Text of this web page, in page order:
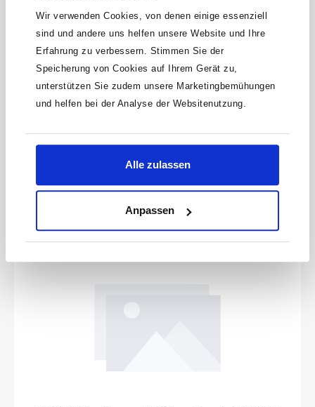
Wir verwenden Cookies, von denen einige essenziell
sind und andere uns helfen unsere Website und Ihre
Erfahrung zu verbessern. Stimmen Sie der
Speicherung von Cookies auf Ihrem Gerät zu,
unterstützen Sie zudem unsere Marketingbemühungen
und helfen bei der Analyse der Websitenutzung.
Alle zulassen
Anpassen
HAZET Universal Abzieher · 3-armig 1789-40
Anwendung:Abziehen von Zahnrädern und
schmalen Seite für enge PlatzverhältnisseSelbsttätiges
Anpressen der Abzughaken3-armige AusführungOberfläche:
448,54 €